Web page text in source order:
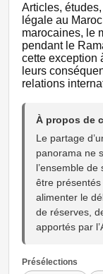
Articles,
légale au
marocaines, le
pendant le
cette exception
leurs
relations
À propos de
Le partage
panorama ne
l’ensemble
être
alimenter le
de réserves,
apportés par
Présélections